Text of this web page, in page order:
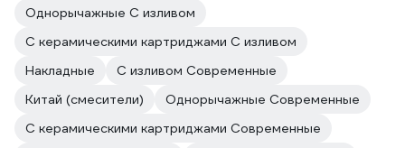
Однорычажные С изливом
С керамическими картриджами С изливом
Накладные
С изливом Современные
Китай (смесители)
Однорычажные Современные
С керамическими картриджами Современные